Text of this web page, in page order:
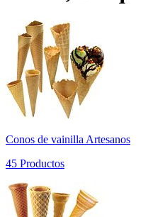
Conos de vainilla Artesanos
45 Productos